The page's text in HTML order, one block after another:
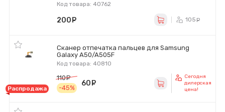
Код товара: 40762
200 105
Сканер отпечатка пальцев для Samsung
Galaxy A50/A505F
Код товара: 40810
Распродажа
110
руб.
-45%
60
Сегодня
дилерская
цена!